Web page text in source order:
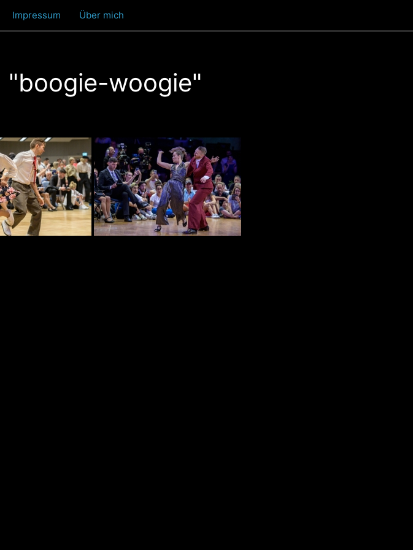
Impressum Über mich
"boogie-woogie"